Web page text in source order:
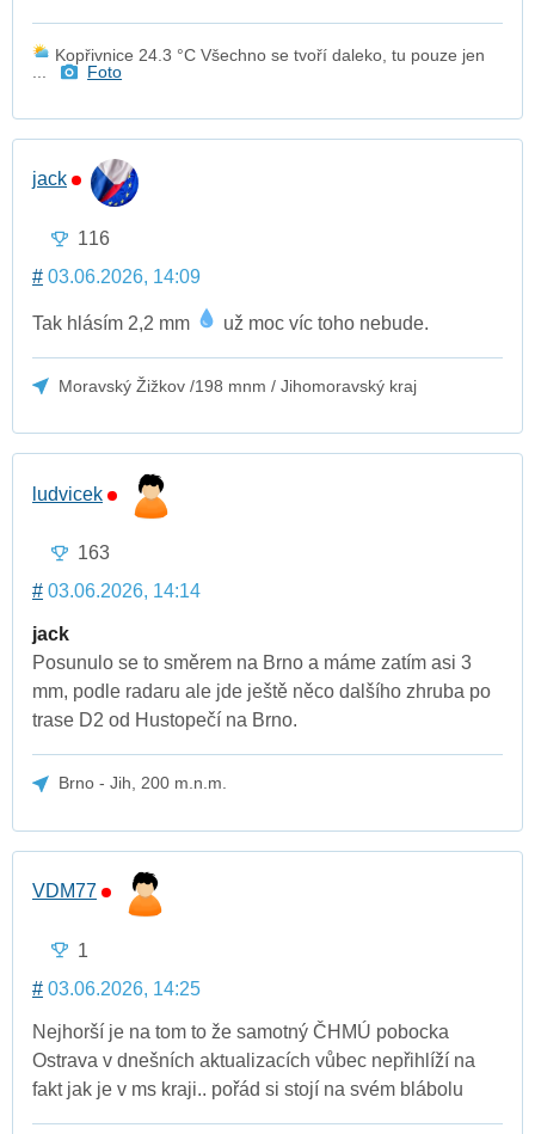
Kopřivnice 24.3 °C Všechno se tvoří daleko, tu pouze jen
Foto
jack
116
# 03.06.2026, 14:09
Tak hlásím 2,2 mm už moc víc toho nebude.
Moravský Žižkov /198 mnm / Jihomoravský kraj
ludvicek
163
# 03.06.2026, 14:14
jack
Posunulo se to směrem na Brno a máme zatím asi 3
mm, podle radaru ale jde ještě něco dalšího zhruba po
trase D2 od Hustopečí na Brno.
Brno - Jih, 200 m.n.m.
VDM77
1
# 03.06.2026, 14:25
Nejhorší je na tom to že samotný ČHMÚ pobocka
Ostrava v dnešních aktualizacích vůbec nepřihlíží na
fakt jak je v ms kraji.. pořád si stojí na svém blábolu